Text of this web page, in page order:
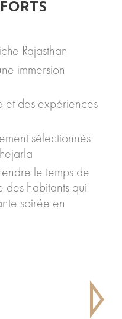
Rajasthan
immersion
et des expériences
sélectionnés
le temps de
habitants qui
soirée en